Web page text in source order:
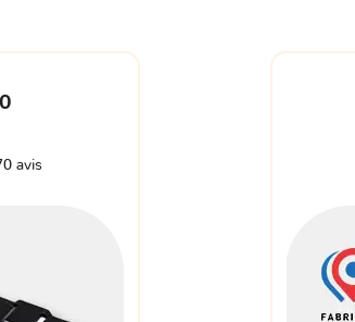
avis